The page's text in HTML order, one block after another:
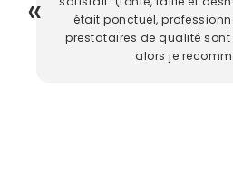
était ponctuel,
prestataires de qualité
alors je